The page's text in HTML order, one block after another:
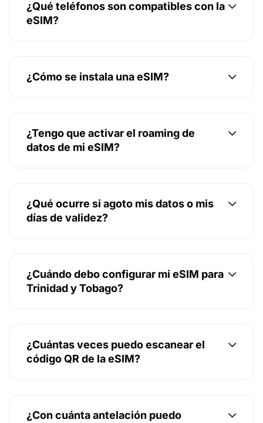
¿Qué teléfonos son compatibles con la
eSIM?
¿Cómo se instala una eSIM?
¿Tengo que activar el roaming de
datos de mi eSIM?
¿Qué ocurre si agoto mis datos o mis
días de validez?
¿Cuándo debo configurar mi eSIM para
Trinidad y Tobago?
¿Cuántas veces puedo escanear el
código QR de la eSIM?
¿Con cuánta antelación puedo